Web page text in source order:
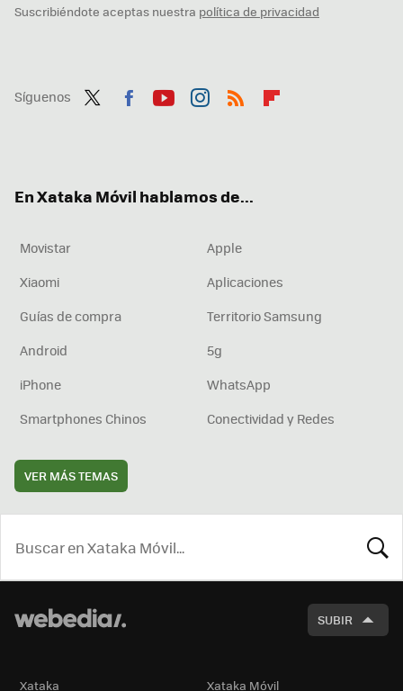
Suscribiéndote aceptas nuestra política de privacidad
Síguenos
En Xataka Móvil hablamos de...
Movistar
Apple
Xiaomi
Aplicaciones
Guías de compra
Territorio Samsung
Android
5g
iPhone
WhatsApp
Smartphones Chinos
Conectividad y Redes
VER MÁS TEMAS
SUBIR
Xataka Xataka Móvil